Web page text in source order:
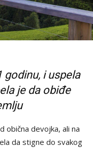
godinu, i uspela
je da obiđe
obična devojka, ali na
da stigne do svakog